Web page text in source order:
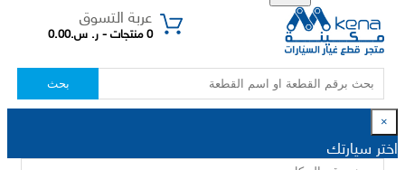
عربة التسوق
0 منتجات - ر. س.0.00
بحث
×
اختر سيارتك